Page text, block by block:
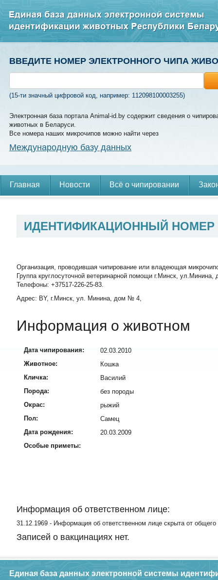
ВВЕДИТЕ НОМЕР ЭЛЕКТРОННОГО ЧИПА
(15-ти значный цифровой код, например: 112098100003255)
Электронная база портала Animal-id.by содержит сведения о
животных в Беларуси.
Все номера наших микрочипов можно найти через
Международную базу данных
Главная Новости Всё о чипировании
ИДЕНТИФИКАЦИОННЫЙ
Организация, проводившая чипирование или владеющая
Группа круглосуточной ветеринарной помощи г.Минск,
Телефоны: +37517-226-25-83.
Адрес: BY, г.Минск, ул. Минина, дом № 4,
Информация о животном
Дата чипирования:
02.03.2010
Животное:
Кошка
Кличка:
Василий
Порода:
без породы
Окрас:
рыжий
Пол:
Самец
Дата рождения:
20.03.2009
Особые приметы:
Информация об ответственном лице:
31.12.1969 - Информация об ответственном лице скрыта от общего
Записей о вакцинациях нет.
Единая база данных электронной системы